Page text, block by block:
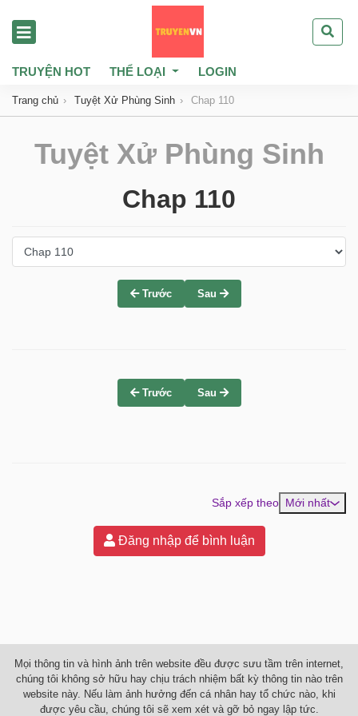
TRUYỆN HOT THỂ LOẠI LOGIN
Trang chủ Tuyệt Xử Phùng Sinh Chap 110
Tuyệt Xử Phùng Sinh
Chap 110
Trước Sau
Trước Sau
Sắp xếp theo Mới nhất
Đăng nhập để bình luận
Mọi thông tin và hình ảnh trên website đều được sưu tầm trên internet,
chúng tôi không sở hữu hay chịu trách nhiệm bất kỳ thông tin nào trên
website này. Nếu làm ảnh hưởng đến cá nhân hay tổ chức nào, khi
được yêu cầu, chúng tôi sẽ xem xét và gỡ bỏ ngay lập tức.